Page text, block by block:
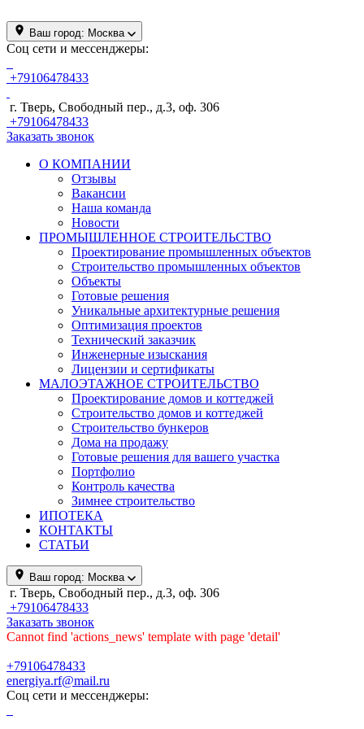
Ваш город: Москва
Соц сети и мессенджеры:
+79106478433
г. Тверь, Свободный пер., д.3, оф. 306
+79106478433
Заказать звонок
О КОМПАНИИ
Отзывы
Вакансии
Наша команда
Новости
ПРОМЫШЛЕННОЕ СТРОИТЕЛЬСТВО
Проектирование промышленных объектов
Строительство промышленных объектов
Объекты
Готовые решения
Уникальные архитектурные решения
Оптимизация проектов
Технический заказчик
Инженерные изыскания
Лицензии и сертификаты
МАЛОЭТАЖНОЕ СТРОИТЕЛЬСТВО
Проектирование домов и коттеджей
Строительство домов и коттеджей
Строительство бункеров
Дома на продажу
Готовые решения для вашего участка
Портфолио
Контроль качества
Зимнее строительство
ИПОТЕКА
КОНТАКТЫ
СТАТЬИ
Ваш город: Москва
г. Тверь, Свободный пер., д.3, оф. 306
+79106478433
Заказать звонок
Cannot find 'actions_news' template with page 'detail'
+79106478433
energiya.rf@mail.ru
Соц сети и мессенджеры: